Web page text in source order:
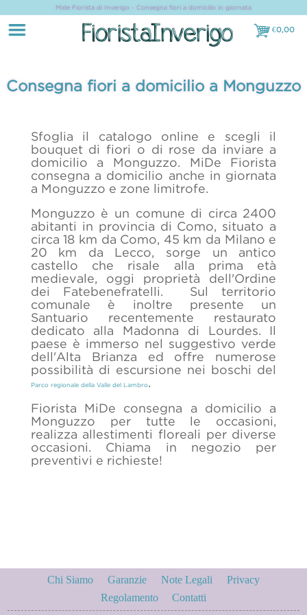
Mide Fiorista di Inverigo - Consegna fiori a domicilio in giornata
€0,00
€0,00
Consegna fiori a domicilio a Monguzzo
Sfoglia il catalogo online e scegli il
bouquet di fiori o di rose da inviare a
domicilio a Monguzzo. MiDe Fiorista
consegna a domicilio anche in giornata
a Monguzzo e zone limitrofe.
Monguzzo è un comune di circa 2400
abitanti in provincia di Como, situato a
circa 18 km da Como, 45 km da Milano e
20 km da Lecco, sorge un antico
castello che risale alla prima età
medievale, oggi proprietà dell'Ordine
dei Fatebenefratelli. Sul territorio
comunale è inoltre presente un
Santuario recentemente restaurato
dedicato alla Madonna di Lourdes. Il
paese è immerso nel suggestivo verde
dell'Alta Brianza ed offre numerose
possibilità di escursione nei boschi del
Parco regionale della Valle del Lambro.
Fiorista MiDe consegna a domicilio a
Monguzzo per tutte le occasioni,
realizza allestimenti floreali per diverse
occasioni. Chiama in negozio per
preventivi e richieste!
Chi Siamo Garanzie Note Legali
Privacy
Regolamento
Contatti